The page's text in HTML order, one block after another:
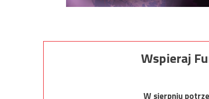
Wspieraj
W sierpniu